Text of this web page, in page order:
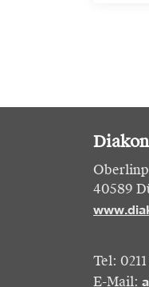
40589
Tel: 0211
E-Mail: